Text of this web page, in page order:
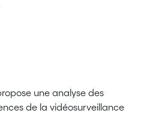
une analyse des
de la vidéosurveillance